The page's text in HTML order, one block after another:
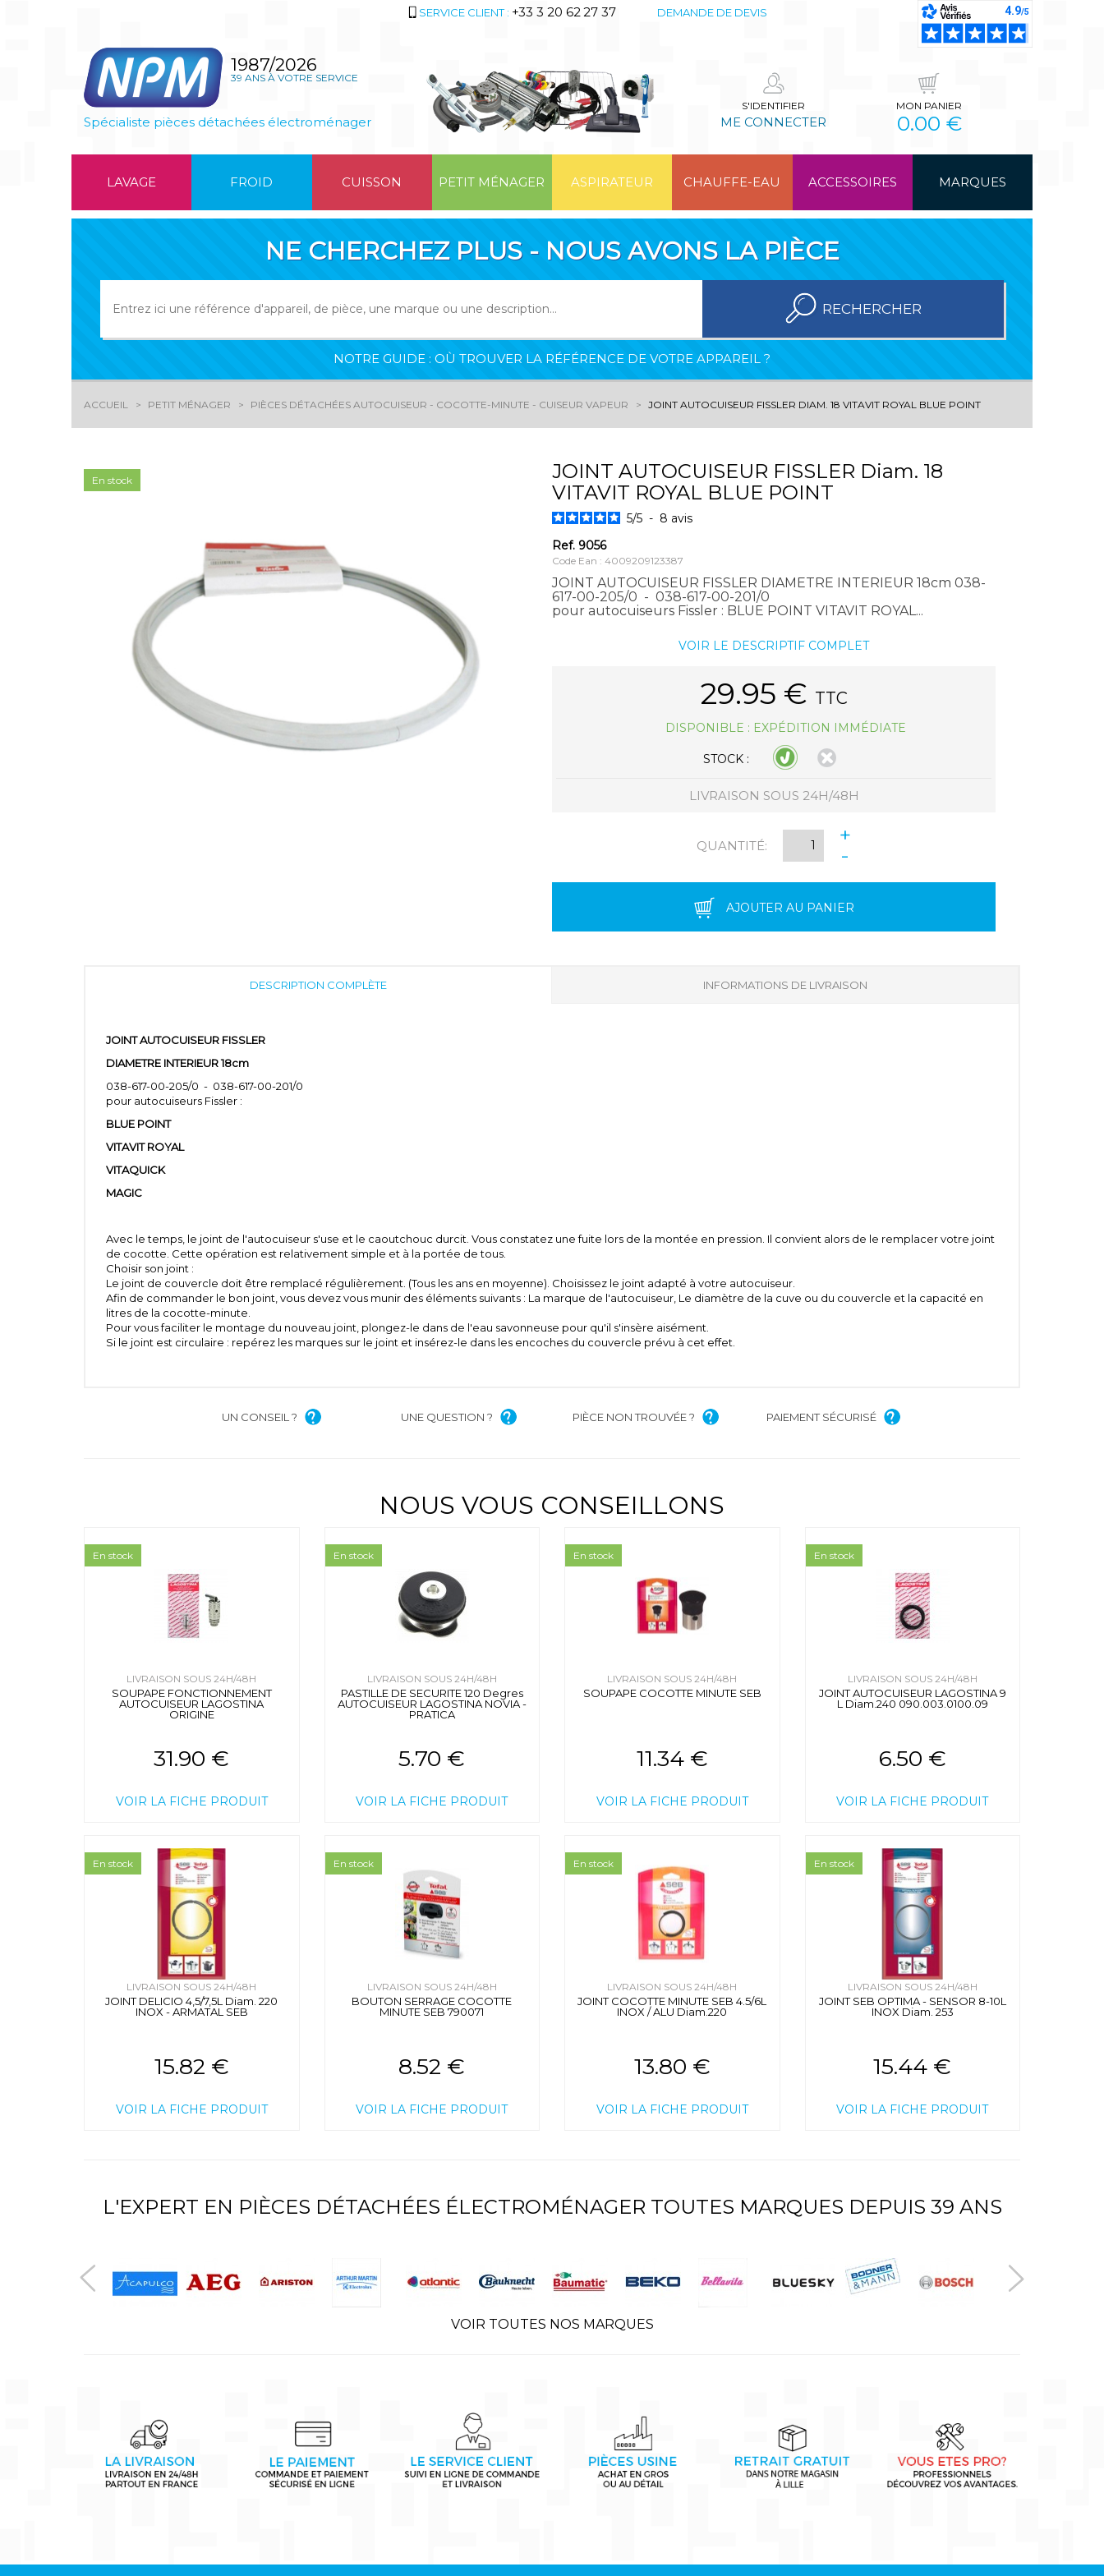
SERVICE CLIENT : +33 3 20 62 27 37 DEMANDE DE DEVIS
1987/2026
39 ANS À VOTRE SERVICE
Spécialiste pièces détachées électroménager
S'IDENTIFIER
ME CONNECTER
MON PANIER
0.00 €
LAVAGE FROID CUISSON PETIT MÉNAGER ASPIRATEUR CHAUFFE-EAU ACCESSOIRES MARQUES
NE CHERCHEZ PLUS - NOUS AVONS LA PIÈCE
RECHERCHER
NOTRE GUIDE : OÙ TROUVER LA RÉFÉRENCE DE VOTRE APPAREIL ?
ACCUEIL PETIT MÉNAGER PIÈCES DÉTACHÉES AUTOCUISEUR - COCOTTE-MINUTE - CUISEUR VAPEUR JOINT AUTOCUISEUR FISSLER DIAM. 18 VITAVIT ROYAL BLUE POINT
En stock
JOINT AUTOCUISEUR FISSLER Diam. 18
VITAVIT ROYAL BLUE POINT
5/5 - 8 avis
Ref. 9056
Code Ean : 4009209123387
JOINT AUTOCUISEUR FISSLER DIAMETRE INTERIEUR 18cm 038-
617-00-205/0 - 038-617-00-201/0
pour autocuiseurs Fissler : BLUE POINT VITAVIT ROYAL...
VOIR LE DESCRIPTIF COMPLET
29.95 € TTC
STOCK :
DISPONIBLE : EXPÉDITION IMMÉDIATE
LIVRAISON SOUS 24H/48H
QUANTITÉ:
+
-
AJOUTER AU PANIER
DESCRIPTION COMPLÈTE INFORMATIONS DE LIVRAISON
JOINT AUTOCUISEUR FISSLER
DIAMETRE INTERIEUR 18cm
038-617-00-205/0 - 038-617-00-201/0
pour autocuiseurs Fissler :
BLUE POINT
VITAVIT ROYAL
VITAQUICK
MAGIC
Avec le temps, le joint de l'autocuiseur s'use et le caoutchouc durcit. Vous constatez une fuite lors de la montée en pression. Il convient alors de le remplacer votre joint
de cocotte. Cette opération est relativement simple et à la portée de tous.
Choisir son joint :
Le joint de couvercle doit être remplacé régulièrement. (Tous les ans en moyenne). Choisissez le joint adapté à votre autocuiseur.
Afin de commander le bon joint, vous devez vous munir des éléments suivants : La marque de l'autocuiseur, Le diamètre de la cuve ou du couvercle et la capacité en
litres de la cocotte-minute.
Pour vous faciliter le montage du nouveau joint, plongez-le dans de l'eau savonneuse pour qu'il s'insère aisément.
Si le joint est circulaire : repérez les marques sur le joint et insérez-le dans les encoches du couvercle prévu à cet effet.
UN CONSEIL ? UNE QUESTION ? PIÈCE NON TROUVÉE ? PAIEMENT SÉCURISÉ
NOUS VOUS CONSEILLONS
LIVRAISON SOUS 24H/48H
SOUPAPE FONCTIONNEMENT
AUTOCUISEUR LAGOSTINA
ORIGINE
31.90 €
VOIR LA FICHE PRODUIT
En stock
LIVRAISON SOUS 24H/48H
PASTILLE DE SECURITE 120 Degres
AUTOCUISEUR LAGOSTINA NOVIA -
PRATICA
5.70 €
VOIR LA FICHE PRODUIT
En stock
LIVRAISON SOUS 24H/48H
SOUPAPE COCOTTE MINUTE SEB
11.34 €
VOIR LA FICHE PRODUIT
En stock
LIVRAISON SOUS 24H/48H
JOINT AUTOCUISEUR LAGOSTINA 9
L Diam.240 090.003.0100.09
6.50 €
VOIR LA FICHE PRODUIT
En stock
LIVRAISON SOUS 24H/48H
JOINT DELICIO 4,5/7,5L Diam. 220
INOX - ARMATAL SEB
15.82 €
VOIR LA FICHE PRODUIT
En stock
LIVRAISON SOUS 24H/48H
BOUTON SERRAGE COCOTTE
MINUTE SEB 790071
8.52 €
VOIR LA FICHE PRODUIT
En stock
LIVRAISON SOUS 24H/48H
JOINT COCOTTE MINUTE SEB 4.5/6L
INOX / ALU Diam.220
13.80 €
VOIR LA FICHE PRODUIT
En stock
LIVRAISON SOUS 24H/48H
JOINT SEB OPTIMA - SENSOR 8-10L
INOX Diam. 253
15.44 €
VOIR LA FICHE PRODUIT
En stock
L'EXPERT EN PIÈCES DÉTACHÉES ÉLECTROMÉNAGER TOUTES MARQUES DEPUIS 39 ANS
VOIR TOUTES NOS MARQUES